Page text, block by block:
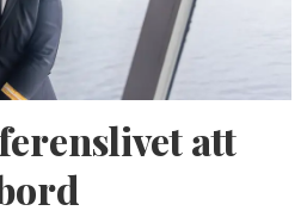
att